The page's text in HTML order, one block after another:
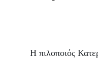
Η πιλοποιός